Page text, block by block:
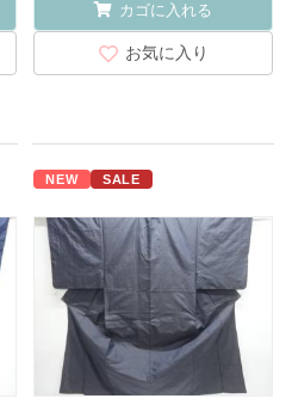
カゴに入れる
お気に入り
NEW SALE